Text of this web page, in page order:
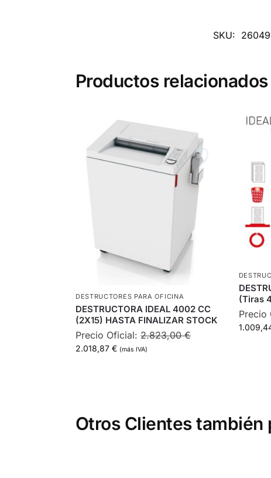
SKU:
Productos relacionados
DESTRUCTORES PARA OFICINA
DESTRUCTORA IDEAL 4002 CC
(2X15) HASTA FINALIZAR STOCK
Precio Oficial: 2.823,00€
2.018,87 € (más IVA)
(Tiras
Otros Clientes también